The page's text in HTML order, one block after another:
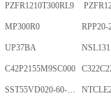
PZFR1210T300RL9
MP300R0 RPP20-
UP37BA
C42P2155M9SC000
SST55VD020-60-C-TQWE